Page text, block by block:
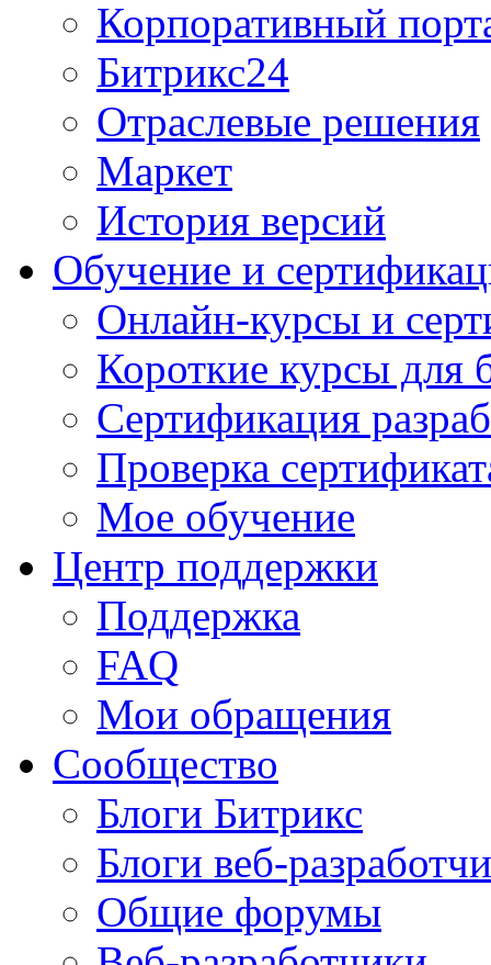
Корпоративный
Битрикс24
Отраслевые решения
Маркет
История версий
Обучение и
Онлайн-курсы и
Короткие курсы для
Сертификация
Проверка
Мое обучение
Центр поддержки
Поддержка
FAQ
Мои обращения
Сообщество
Блоги Битрикс
Блоги веб-
Общие форумы